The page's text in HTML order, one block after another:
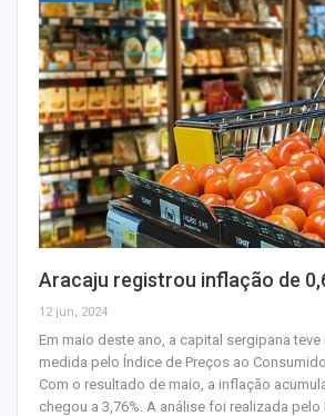
Aracaju registrou inflação de
12 jun, 2024
Em maio deste ano, a capital sergipana teve
medida pelo Índice de Preços ao
Com o resultado de maio, a inflação
chegou a 3,76%. A análise foi realizada pelo